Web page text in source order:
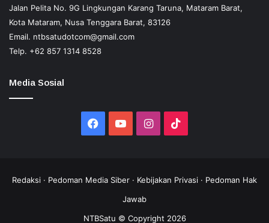
Jalan Pelita No. 9G Lingkungan Karang Taruna, Mataram Barat,
Kota Mataram, Nusa Tenggara Barat, 83126
Email. ntbsatudotcom@gmail.com
Telp. +62 857 1314 8528
Media Sosial
Facebook
YouTubeInstagram
Redaksi · Pedoman Media Siber · Kebijakan Privasi · Pedoman Hak
Jawab
NTBSatu © Copyright 2026